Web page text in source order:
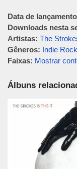
Data de
Downloads nesta
Artistas: The
Gêneros: Indie Rock
Faixas: Mostrar
Álbuns